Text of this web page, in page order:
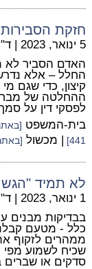
חזקת הסבירות
5 ינואר, 2023 |
האדם הסביר לא
החלל – אלא
קיצון, כדי שגם
ההחלטה של
לפסקי דין על
בית-המשפט [באתר
441]
| מכשול [באתר
לא תמיד
1 ינואר, 2023 |
בבדיקות מבנים
כלל - מטעם
ממהרים לזקוף
שכיח לשמוע מפי
סדקים או שברים